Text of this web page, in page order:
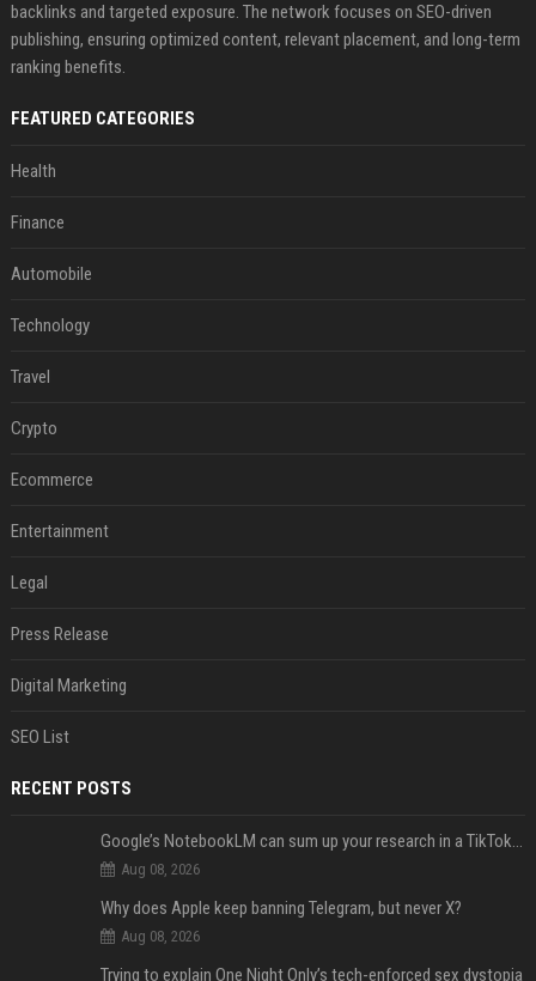
backlinks and targeted exposure. The network focuses on SEO-driven
publishing, ensuring optimized content, relevant placement, and long-term
ranking benefits.
FEATURED CATEGORIES
Health
Finance
Automobile
Technology
Travel
Crypto
Ecommerce
Entertainment
Legal
Press Release
Digital Marketing
SEO List
RECENT POSTS
Google’s NotebookLM can sum up your research in a TikTok-style clip
Aug 08, 2026
Why does Apple keep banning Telegram, but never X?
Aug 08, 2026
Trying to explain One Night Only’s tech-enforced sex dystopia